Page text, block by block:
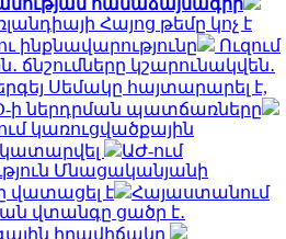
Հայոց թեմը կոչ է
ինքնավարությունը
Ուզում
ճնշումները կշարունակվեն․
Սեմակը հայտարարել է,
ի ներդրման պատճառները
կառուցվածքային
կատարվել
ԱԺ-ում
Մնացականյանի
վատացել է
Հայաստանում
վտանգը ցածր է․
իրավիճակը